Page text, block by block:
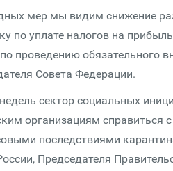
мер мы видим снижение
по уплате налогов на
проведению обязательного
Совета Федерации.
сектор социальных
организациям справиться
последствиями
Председателя